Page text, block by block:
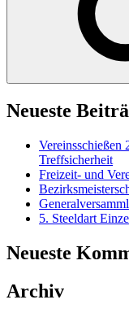
Neueste
Vereinsschießen
Treffsicherheit
Freizeit- und
5. Steeldart
Neueste
Archiv